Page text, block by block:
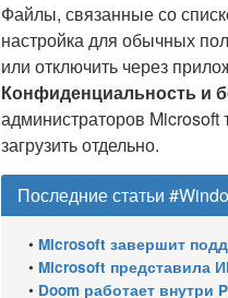
Файлы, связанные со
настройка для обычных
или отключить через
Конфиденциальность и
администраторов
загрузить отдельно.
Последние статьи
• Microsoft завершит поддержку
• Microsoft представила ИИ-
• Doom работает внутри